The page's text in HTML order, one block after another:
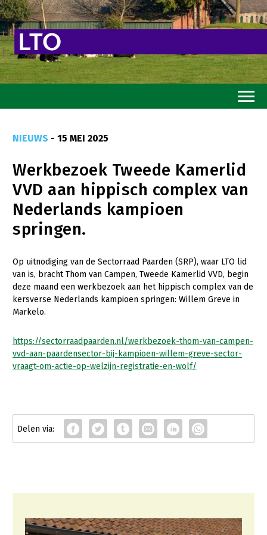
Goed eten
Mooi groen
Sterk ondernemerschap
Transitiepaden
Thema’s
Gezonde planten
Gezonde dieren
Bodem en water
Platteland en omgeving
Internationaal
Sectoren
Kalverhouderij
Biologische Landbouw
Multifunctioneel
NIEUWS - 15 MEI 2025
Werkbezoek Tweede Kamerlid
VVD aan hippisch complex van
Nederlands kampioen
springen.
Op uitnodiging van de Sectorraad Paarden (SRP), waar LTO lid
van is, bracht Thom van Campen, Tweede Kamerlid VVD, begin
deze maand een werkbezoek aan het hippisch complex van de
kersverse Nederlands kampioen springen: Willem Greve in
Markelo.
https://sectorraadpaarden.nl/werkbezoek-thom-van-campen-
vvd-aan-paardensector-bij-kampioen-willem-greve-sector-
vraagt-om-actie-op-welzijn-registratie-en-wolf/